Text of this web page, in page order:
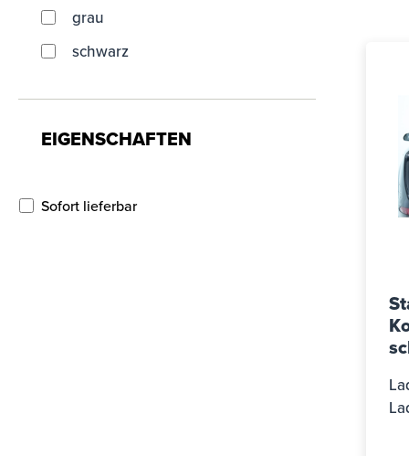
grau
schwarz
EIGENSCHAFTEN
Sofort lieferbar